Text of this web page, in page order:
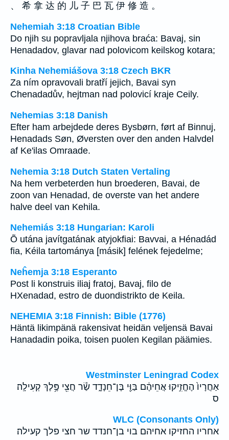
、 希 拿 达 的 儿 子 巴 瓦 伊 修 造 。
Nehemiah 3:18 Croatian Bible
Do njih su popravljala njihova braća: Bavaj, sin
Henadadov, glavar nad polovicom keilskog kotara;
Kinha Nehemiášova 3:18 Czech BKR
Za ním opravovali bratří jejich, Bavai syn
Chenadadův, hejtman nad polovicí kraje Ceily.
Nehemias 3:18 Danish
Efter ham arbejdede deres Bysbørn, ført af Binnuj,
Henadads Søn, Øversten over den anden Halvdel
af Ke'ilas Omraade.
Nehemia 3:18 Dutch Staten Vertaling
Na hem verbeterden hun broederen, Bavai, de
zoon van Henadad, de overste van het andere
halve deel van Kehila.
Nehemiás 3:18 Hungarian: Karoli
Õ utána javítgatának atyjokfiai: Bavvai, a Hénadád
fia, Kéila tartománya [másik] felének fejedelme;
Neĥemja 3:18 Esperanto
Post li konstruis iliaj fratoj, Bavaj, filo de
HXenadad, estro de duondistrikto de Keila.
NEHEMIA 3:18 Finnish: Bible (1776)
Häntä likimpänä rakensivat heidän veljensä Bavai
Hanadadin poika, toisen puolen Kegilan päämies.
Westminster Leningrad Codex
אַחֲרָיו֙ הֶחֱזִ֣יקוּ אֲחֵיהֶ֔ם בַּוַּ֖י בֶּן־חֵנָדָ֑ד שַׂ֕ר חֲצִ֖י פֶּ֥לֶךְ קְעִילָֽה׃
ס
WLC (Consonants Only)
אחריו החזיקו אחיהם בוי בן־חנדד שר חצי פלך קעילה׃